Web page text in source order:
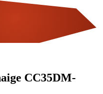
CC35DM-